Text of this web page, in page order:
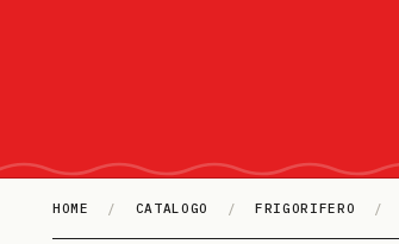
HOME / CATALOGO / FRIGORIFERO /